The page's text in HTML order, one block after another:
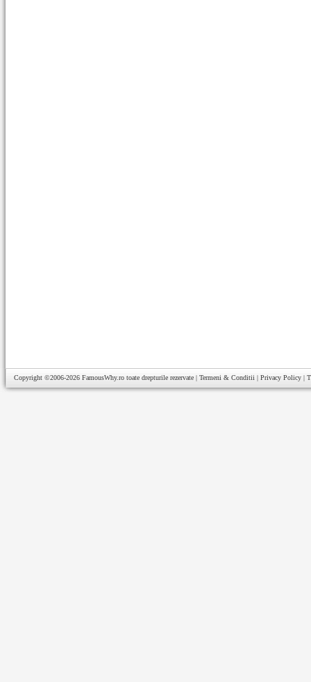
Copyright ©2006-2026 FamousWhy.ro toate drepturile rezervate | Termeni & Conditii | Privacy Policy |